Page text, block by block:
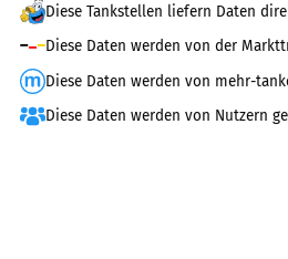
Diese Tankstellen liefern Daten
Diese Daten werden von der
Diese Daten werden von mehr-
Diese Daten werden von Nutzern